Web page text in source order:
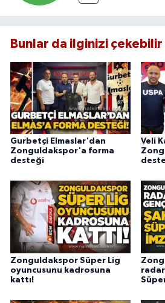
Bunlar da ilginizi çekebilir
Gurbetçi Elmaslar'dan
Zonguldakspor'a forma
desteği
Veli
Zonguldakspor Süper Lig
oyuncusunu kadrosuna
kattı!